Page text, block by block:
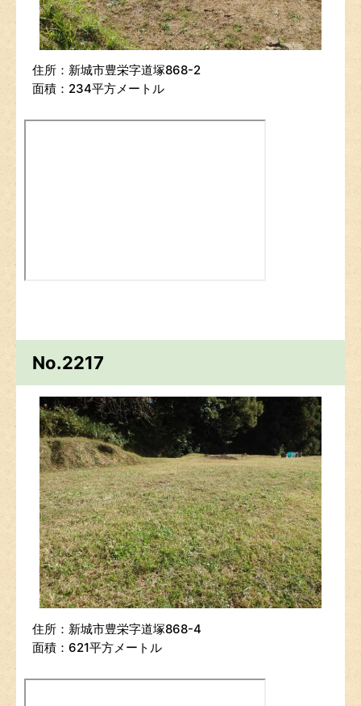
住所：新城市豊栄字道塚868-2
面積：234平方メートル
No.2217
住所：新城市豊栄字道塚868-4
面積：621平方メートル